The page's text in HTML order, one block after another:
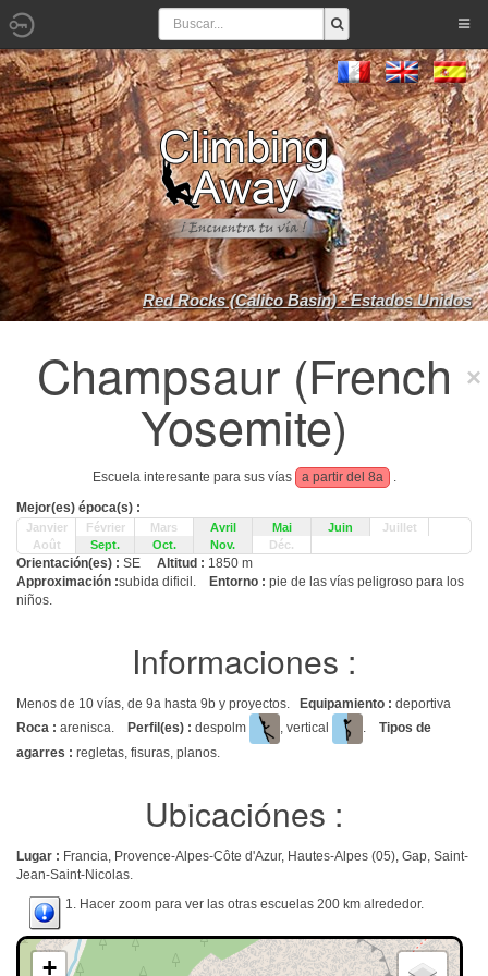
Red Rocks (Calico Basin) - Estados Unidos
Champsaur (French
Yosemite)
Escuela interesante para sus vías a partir del 8a
.
Mejor(es) época(s) :
Janvier Février Mars Avril Mai Juin
Juillet
Août
Sept. Oct. Nov. Déc.
Orientación(es) : SE Altitud : 1850 m
Approximación :subida dificil. Entorno : pie de las vías peligroso para los
niños.
Informaciones :
Menos de 10 vías, de 9a hasta 9b y proyectos. Equipamiento : deportiva
Roca : arenisca. Perfil(es) : despolm , vertical . Tipos de
agarres : regletas, fisuras, planos.
Ubicaciónes :
Lugar : Francia, Provence-Alpes-Côte d'Azur, Hautes-Alpes (05), Gap, Saint-
Jean-Saint-Nicolas.
1. Hacer zoom para ver las otras escuelas 200 km alrededor.
+